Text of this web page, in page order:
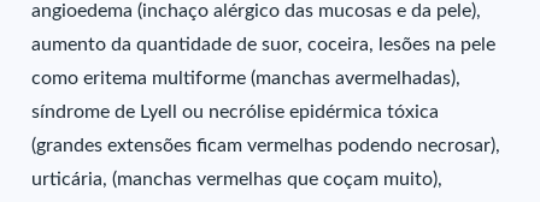
angioedema (inchaço alérgico das mucosas e da pele),
aumento da quantidade de suor, coceira, lesões na pele
como eritema multiforme (manchas avermelhadas),
síndrome de Lyell ou necrólise epidérmica tóxica
(grandes extensões ficam vermelhas podendo necrosar),
urticária, (manchas vermelhas que coçam muito),